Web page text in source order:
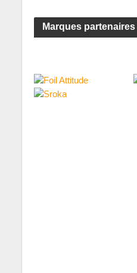
Marques partenaires